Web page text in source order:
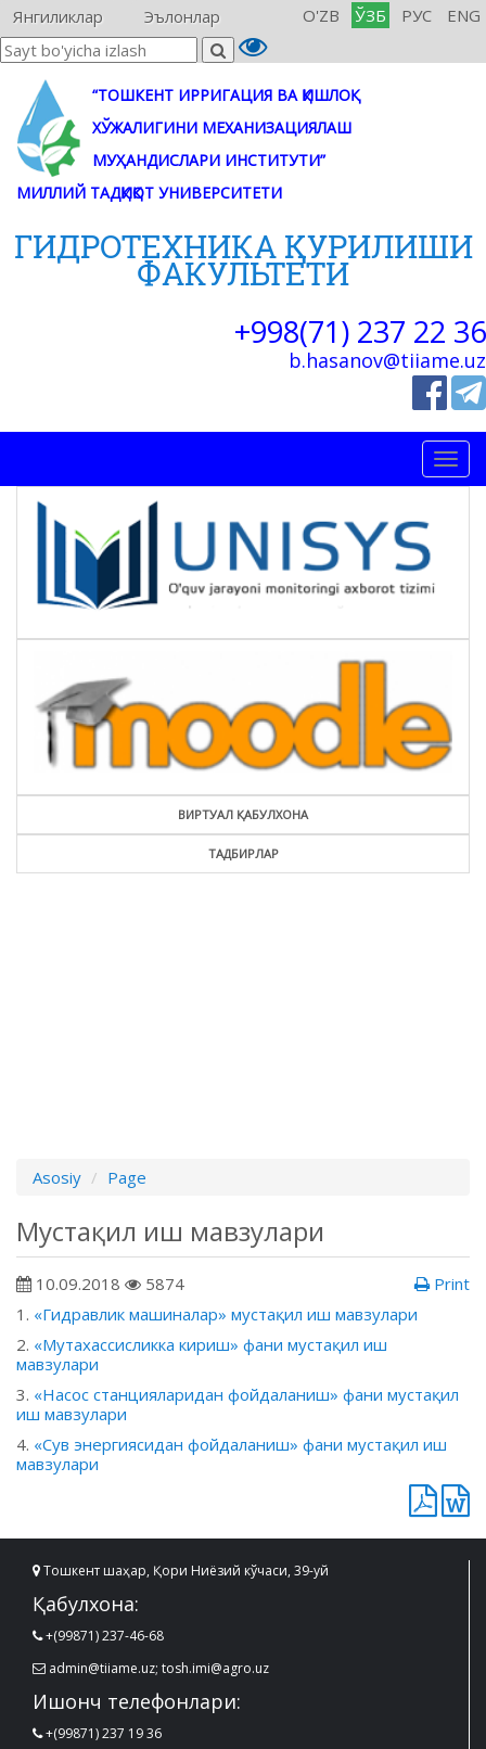
Янгиликлар Эълонлар O'ZB ЎЗБ РУС ENG
“ТОШКЕНТ ИРРИГАЦИЯ ВА ҚИШЛОҚ
ХЎЖАЛИГИНИ МЕХАНИЗАЦИЯЛАШ
МУҲАНДИСЛАРИ ИНСТИТУТИ”
МИЛЛИЙ ТАДҚИҚОТ УНИВЕРСИТЕТИ
ГИДРОТЕХНИКА ҚУРИЛИШИ
ФАКУЛЬТЕТИ
+998(71) 237 22 36
b.hasanov@tiiame.uz
ВИРТУАЛ ҚАБУЛХОНА
ТАДБИРЛАР
Asosiy Page
Мустақил иш мавзулари
10.09.2018 5874
Print
1. «Гидравлик машиналар» мустақил иш мавзулари
2. «Мутахассисликка кириш» фани мустақил иш
мавзулари
3. «Насос станцияларидан фойдаланиш» фани мустақил
иш мавзулари
4. «Сув энергиясидан фойдаланиш» фани мустақил иш
мавзулари
Тошкент шаҳар, Қори Ниёзий кўчаси, 39-уй
Қабулхона:
+(99871) 237-46-68
admin@tiiame.uz; tosh.imi@agro.uz
Ишонч телефонлари:
+(99871) 237 19 36